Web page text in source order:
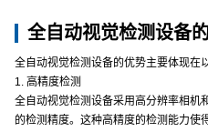
全自动视觉检测设备
全自动视觉检测设备的优势主要体现在
1. 高精度检测
全自动视觉检测设备采用高分辨率相机
的检测精度。这种高精度的检测能力使